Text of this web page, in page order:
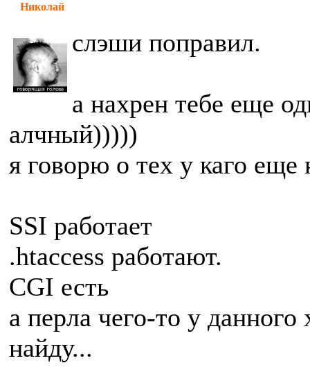
Николай
слэши поправил.
а нахрен тебе еще
алчный)))))
я говорю о тех у каго еще
SSI работает
.htaccess работают.
CGI есть
а перла чего-то у данного
найду...